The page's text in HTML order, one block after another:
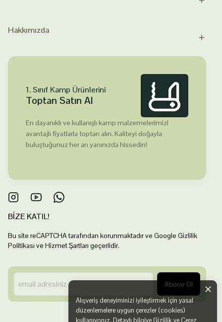
Alışveriş deneyiminizi iyileştirmek için yasal
düzenlemelere uygun çerezler (cookies)
kullanıyoruz. Detaylı bilgiye Gizlilik ve Çerez
Hakkımızda
1. Sınıf Kamp Ürünlerini
Toptan Satın Al
En dayanıklı ve kullanışlı kamp malzemelerimizi
avantajlı fiyatlarla toptan alın. Kaliteyi doğayla
buluştuğunuz her an yanınızda hissedin!
BİZE KATIL!
Bu site reCAPTCHA tarafından korunmaktadır ve Google Gizlilik
Politikası ve Hizmet Şartları geçerlidir.
Abone Ol